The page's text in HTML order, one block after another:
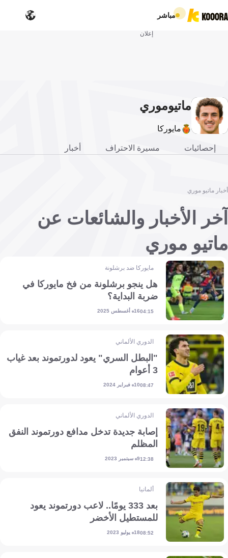
مباشر
إعلان
ماتيوموري
مايوركا
إحصائيات مسيرة الاحتراف أخبار
أخبار ماتيو موري
آخر الأخبار والشائعات عن
ماتيو موري
مايوركا ضد برشلونة
هل ينجو برشلونة من فخ مايوركا في
ضربة البداية؟
04:1516 أغسطس 2025
الدوري الألماني
"البطل السري" يعود لدورتموند بعد غياب
3 أعوام
08:4710 فبراير 2024
الدوري الألماني
إصابة جديدة تدخل مدافع دورتموند النفق
المظلم
12:389 سبتمبر 2023
ألمانيا
بعد 333 يومًا.. لاعب دورتموند يعود
للمستطيل الأخضر
08:5218 يوليو 2023